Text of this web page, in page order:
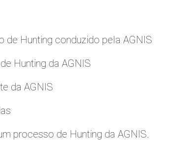
Hunting conduzido pela AGNIS
Hunting da AGNIS
da AGNIS
processo de Hunting da AGNIS.